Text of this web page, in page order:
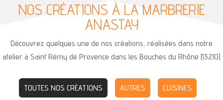
NOS CRÉATIONS À LA MARBRERIE
ANASTAY
Découvrez quelques une de nos créations, réalisées dans notre
atelier à Saint Rémy de Provence dans les Bouches du Rhône (13210)
TOUTES NOS CRÉATIONS AUTRES CUISINES